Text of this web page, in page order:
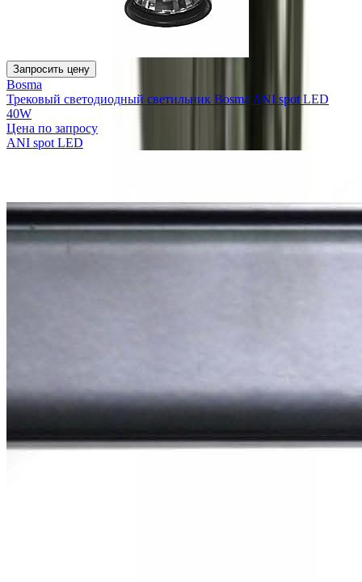
Запросить цену
Bosma
Трековый светодиодный светильник Bosma ANI spot LED
40W
Цена по запросу
ANI spot LED